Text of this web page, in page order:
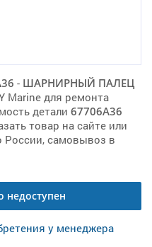
- ШАРНИРНЫЙ ПАЛЕЦ
Marine для ремонта
детали 67706A36
товар на сайте или
России, самовывоз в
недоступен
у менеджера